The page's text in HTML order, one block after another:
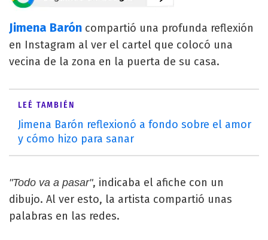
Jimena Barón compartió una profunda reflexión
en Instagram al ver el cartel que colocó una
vecina de la zona en la puerta de su casa.
LEÉ TAMBIÉN
Jimena Barón reflexionó a fondo sobre el amor
y cómo hizo para sanar
"Todo va a pasar", indicaba el afiche con un
dibujo. Al ver esto, la artista compartió unas
palabras en las redes.